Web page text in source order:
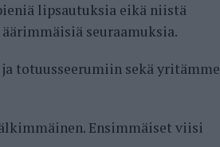
lipsautuksia eikä niistä
seuraamuksia.
totuusseerumiin sekä yritämme
Ensimmäiset viisi